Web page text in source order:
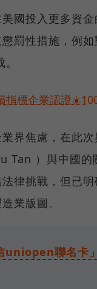
國投入更多資
罰性措施，例
標企業認證
界焦慮，在此
Tan ）與中國的
律挑戰，但已
業版圖。
uniopen聯名卡